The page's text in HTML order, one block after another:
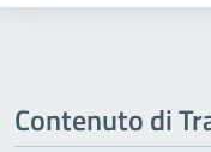
Contenuto di